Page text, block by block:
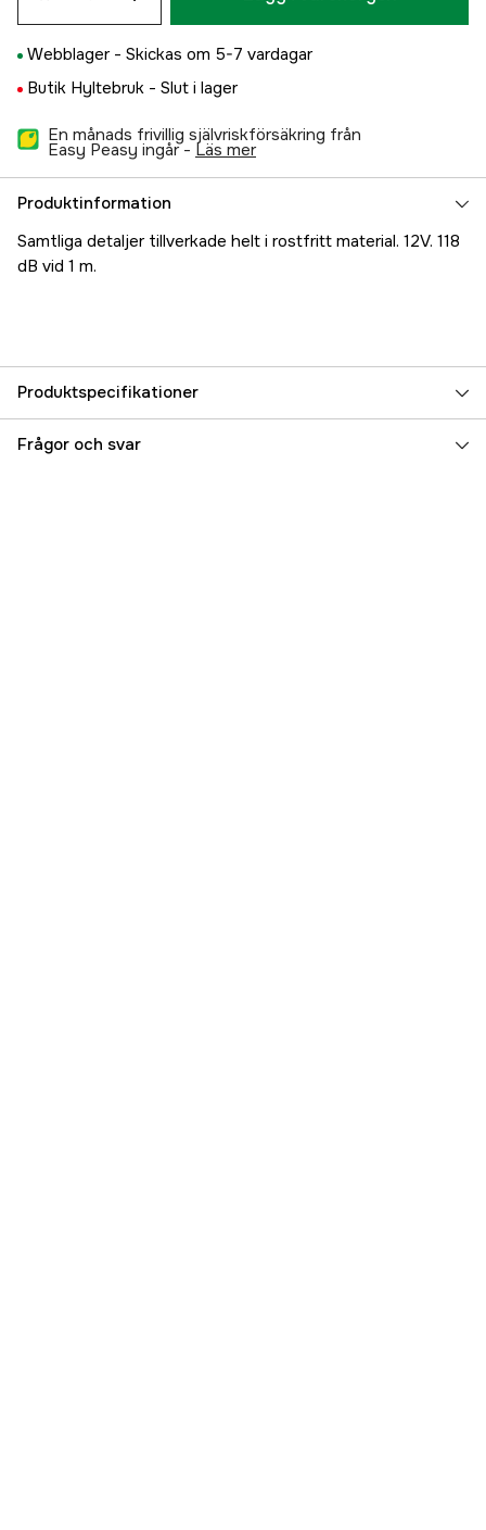
Webblager - Skickas om 5-7 vardagar
Butik Hyltebruk - Slut i lager
En månads frivillig självriskförsäkring från
Easy Peasy ingår - läs mer
Produktinformation
Samtliga detaljer tillverkade helt i rostfritt material. 12V. 118
dB vid 1 m.
Produktspecifikationer
Referensnummer 5000023550
Frågor och svar